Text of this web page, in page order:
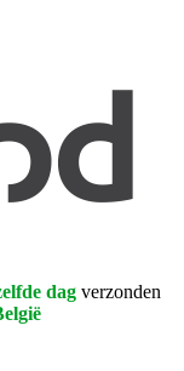
dag verzonden